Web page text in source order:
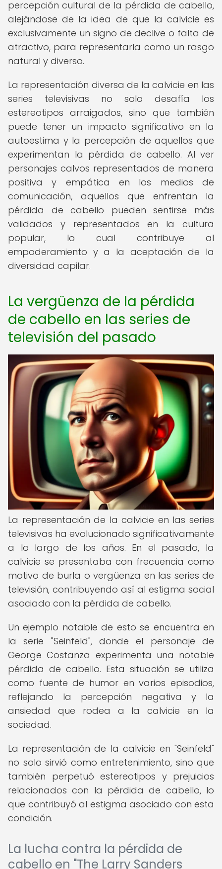
percepción cultural de la pérdida de cabello,
alejándose de la idea de que la calvicie es
exclusivamente un signo de declive o falta de
atractivo, para representarla como un rasgo
natural y diverso.
La representación diversa de la calvicie en las
series televisivas no solo desafía los
estereotipos arraigados, sino que también
puede tener un impacto significativo en la
autoestima y la percepción de aquellos que
experimentan la pérdida de cabello. Al ver
personajes calvos representados de manera
positiva y empática en los medios de
comunicación, aquellos que enfrentan la
pérdida de cabello pueden sentirse más
validados y representados en la cultura
popular, lo cual contribuye al
empoderamiento y a la aceptación de la
diversidad capilar.
La vergüenza de la pérdida
de cabello en las series de
televisión del pasado
La representación de la calvicie en las series
televisivas ha evolucionado significativamente
a lo largo de los años. En el pasado, la
calvicie se presentaba con frecuencia como
motivo de burla o vergüenza en las series de
televisión, contribuyendo así al estigma social
asociado con la pérdida de cabello.
Un ejemplo notable de esto se encuentra en
la serie "Seinfeld", donde el personaje de
George Costanza experimenta una notable
pérdida de cabello. Esta situación se utiliza
como fuente de humor en varios episodios,
reflejando la percepción negativa y la
ansiedad que rodea a la calvicie en la
sociedad.
La representación de la calvicie en "Seinfeld"
no solo sirvió como entretenimiento, sino que
también perpetuó estereotipos y prejuicios
relacionados con la pérdida de cabello, lo
que contribuyó al estigma asociado con esta
condición.
La lucha contra la pérdida de
cabello en "The Larry Sanders